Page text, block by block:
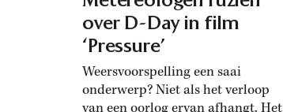
over D-Day in film
‘Pressure’
Weersvoorspelling een saai
onderwerp? Niet als het verloop